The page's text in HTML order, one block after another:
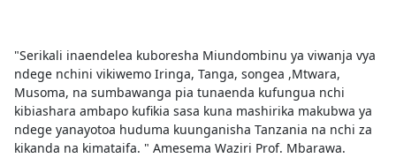
"Serikali inaendelea kuboresha Miundombinu ya viwanja vya
ndege nchini vikiwemo Iringa, Tanga, songea ,Mtwara,
Musoma, na sumbawanga pia tunaenda kufungua nchi
kibiashara ambapo kufikia sasa kuna mashirika makubwa ya
ndege yanayotoa huduma kuunganisha Tanzania na nchi za
kikanda na kimataifa. " Amesema Waziri Prof. Mbarawa.